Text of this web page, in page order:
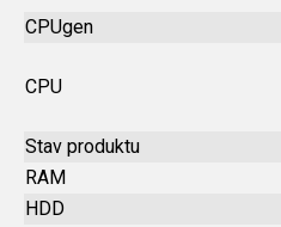
CPUgen
CPU
Stav produktu
RAM
HDD